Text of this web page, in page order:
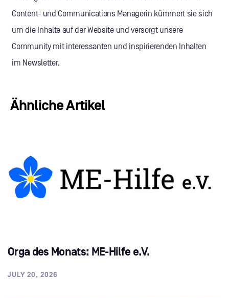
Content- und Communications Managerin kümmert sie sich
um die Inhalte auf der Website und versorgt unsere
Community mit interessanten und inspirierenden Inhalten
im Newsletter.
Ähnliche Artikel
Orga des Monats: ME-Hilfe e.V.
JULY 20, 2026